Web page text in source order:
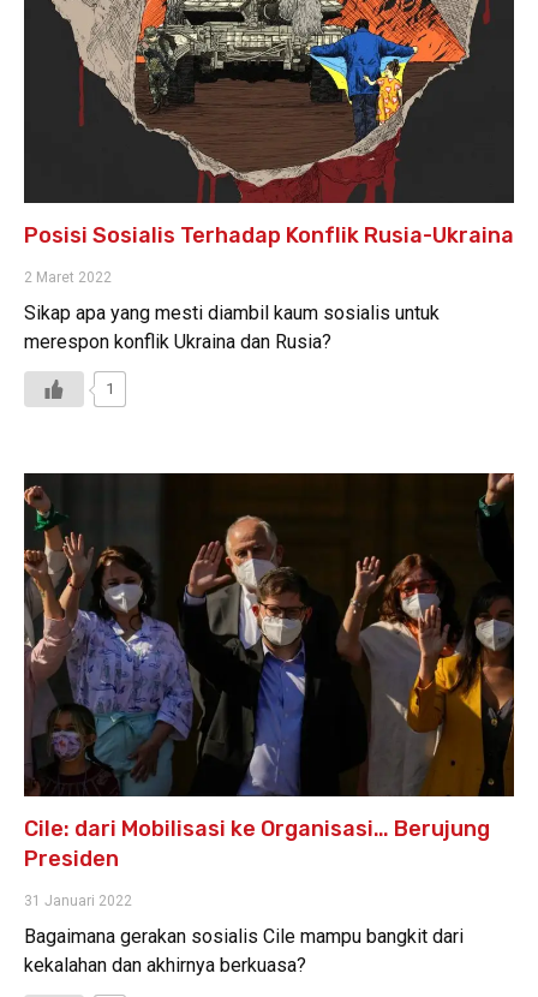
Posisi Sosialis Terhadap Konflik Rusia-Ukraina
2 Maret 2022
Sikap apa yang mesti diambil kaum sosialis untuk
merespon konflik Ukraina dan Rusia?
1
Cile: dari Mobilisasi ke Organisasi… Berujung
Presiden
31 Januari 2022
Bagaimana gerakan sosialis Cile mampu bangkit dari
kekalahan dan akhirnya berkuasa?